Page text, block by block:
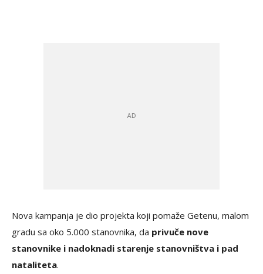
Nova kampanja je dio projekta koji pomaže Getenu, malom
gradu sa oko 5.000 stanovnika, da privuče nove
stanovnike i nadoknadi starenje stanovništva i pad
nataliteta.